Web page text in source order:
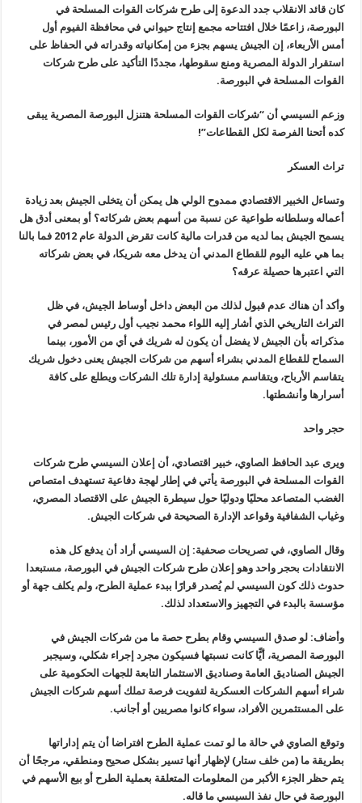
كان قائد الانقلاب جدد الدعوة إلى طرح شركات القوات المسلحة في
البورصة، زاعمًا خلال افتتاحه مجمع إنتاج حيواني في محافظة الفيوم أول
أمس الأربعاء، إن الجيش يسهم بجزء من إمكانياته وقدراته في الحفاظ على
استقرار الدولة المصرية ومنع سقوطها، مجددًا التأكيد على طرح شركات
القوات المسلحة في البورصة.
وزعم السيسي أن “شركات القوات المسلحة هتنزل البورصة المصرية يبقى
كده أتحنا الفرصة لكل القطاعات”!
تراث العسكر
وتساءل الخبير الاقتصادي ممدوح الولي هل يمكن أن يتخلى الجيش بعد زيادة
أعماله وسلطانه طواعية عن نسبة من أسهم بعض شركاته؟ أو بمعنى أدق هل
يسمح الجيش بما لديه من قدرات مالية كانت تقرض الدولة عام 2012 فما بالنا
بما هي عليه اليوم للقطاع المدني أن يدخل معه شريكا، في بعض شركاته
التي اعتبرها حصيلة عرقه؟
وأكد أن هناك عدم قبول لذلك من البعض داخل أوساط الجيش، في ظل
التراث التاريخي الذي أشار إليه اللواء محمد نجيب أول رئيس لمصر في
مذكراته بأن الجيش لا يفضل أن يكون له شريك في أي من الأمور، بينما
السماح للقطاع المدني بشراء أسهم من شركات الجيش يعنى دخول شريك
يتقاسم الأرباح، ويتقاسم مسئولية إدارة تلك الشركات ويطلع على كافة
أسرارها وأنشطتها.
حجر واحد
ويرى عبد الحافظ الصاوي، خبير اقتصادي، أن إعلان السيسي طرح شركات
القوات المسلحة في البورصة يأتي في إطار لهجة دفاعية تستهدف امتصاص
الغضب المتصاعد محليًا ودوليًا حول سيطرة الجيش على الاقتصاد المصري،
وغياب الشفافية وقواعد الإدارة الصحيحة في شركات الجيش.
وقال الصاوي، في تصريحات صحفية: إن السيسي أراد أن يدفع كل هذه
الانتقادات بحجر واحد وهو إعلان طرح شركات الجيش في البورصة، مستبعدا
حدوث ذلك كون السيسي لم يُصدر قرارًا ببدء عملية الطرح، ولم يكلف جهة أو
مؤسسة بالبدء في التجهيز والاستعداد لذلك.
وأضاف: لو صدق السيسي وقام بطرح حصة ما من شركات الجيش في
البورصة المصرية، أيًّا كانت نسبتها فسيكون مجرد إجراء شكلي، وسيجبر
الجيش الصناديق العامة وصناديق الاستثمار التابعة للجهات الحكومية على
شراء أسهم الشركات العسكرية لتفويت فرصة تملك أسهم شركات الجيش
على المستثمرين الأفراد، سواء كانوا مصريين أو أجانب.
وتوقع الصاوي في حالة ما لو تمت عملية الطرح افتراضا أن يتم إداراتها
بطريقة ما (من خلف ستار) لإظهار أنها تسير بشكل صحيح ومنطقي، مرجحًا أن
يتم حظر الجزء الأكبر من المعلومات المتعلقة بعملية الطرح أو بيع الأسهم في
البورصة في حال نفذ السيسي ما قاله.